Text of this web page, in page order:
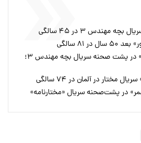
مهندس ۳ در ۴۵ سالگی
۸۱ سالگی
«آقا شرف و قاسم» در پشت صحنه سریال بچه مهندس ۳؛
مختار در آلمان در ۷۴ سالگی
در پشت‌صحنه سریال «مختارنامه»